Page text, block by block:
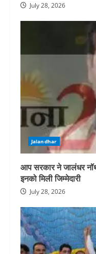
July 28, 2026
Jalandhar
आप सरकार ने जालंधर
इनको मिली जिम्मेदारी
July 28, 2026